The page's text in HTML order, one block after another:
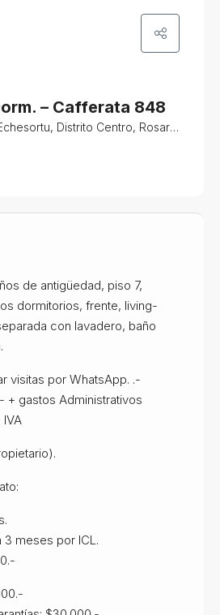
– Cafferata 848
Municipio de Rosario, Gran Rosario, Departamento Rosario, Santa Fe, 2002, Argentina
de antigüedad, piso 7,
dormitorios, frente, living-
con lavadero, baño
visitas por WhatsApp. .-
+ gastos Administrativos
meses por ICL.